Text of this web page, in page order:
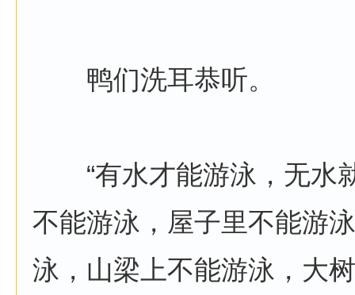
鸭们洗耳恭听。
“有水才能游泳，无水
不能游泳，屋子里不能游
泳，山梁上不能游泳，大